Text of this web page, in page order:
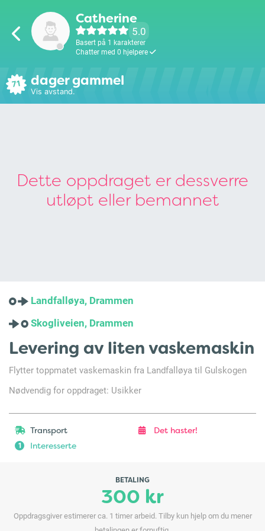
Catherine
5.0
Basert på 1 karakterer
Chatter med 0 hjelpere
71 dager gammel
Vis avstand.
Dette oppdraget er dessverre
utløpt eller bemannet
Landfalløya, Drammen
Skogliveien, Drammen
Levering av liten vaskemaskin
Flytter toppmatet vaskemaskin fra Landfalløya til Gulskogen
Nødvendig for oppdraget: Usikker
Transport Det haster!
1 Interesserte
BETALING
300 kr
Oppdragsgiver estimerer ca. 1 timer arbeid. Tilby kun hjelp om du mener